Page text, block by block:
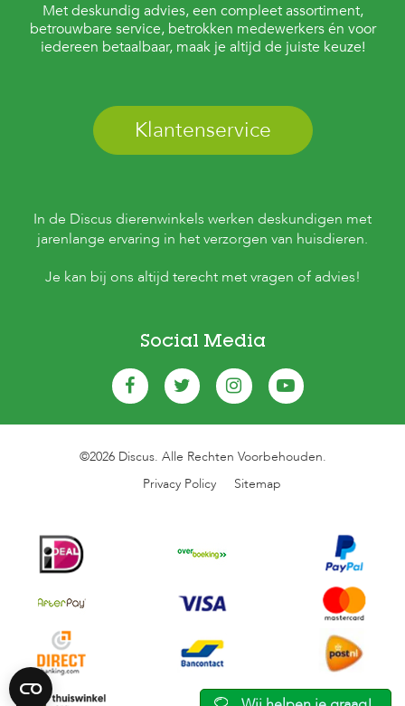
Met deskundig advies, een compleet assortiment,
betrouwbare service, betrokken medewerkers én voor
iedereen betaalbaar, maak je altijd de juiste keuze!
Klantenservice
In de Discus dierenwinkels werken deskundigen met
jarenlange ervaring in het verzorgen van huisdieren.
Je kan bij ons altijd terecht met vragen of advies!
Social Media
©2026 Discus. Alle Rechten Voorbehouden.
Privacy Policy
Sitemap